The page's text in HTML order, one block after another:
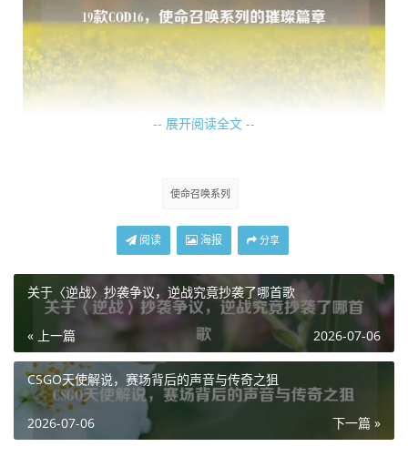
性与策略性，各种精心设计的地图，为玩家提供了不同的战
防，玩家需要根据地图特点灵活运用战术，与队友密切配
众多不同类型的枪支各具特色，玩家可以根据自己的游戏风
格进行改装和搭配,打造出属于自己的专属武器。
单人剧情模式同样精彩绝伦，它以紧张刺激的故事情节吸引
着玩家，玩家扮演的角色在全球各地执行各种危险任务，与
敌人展开激烈对抗，剧情中穿插着各种惊险的追逐、激烈的
战斗以及感人至深的情节转折，让玩家沉浸其中,仿佛亲身经
历了一场波澜壮阔的现代战争传奇。
-- 展开阅读全文 --
使命召唤系列
阅读 海报 分享
关于〈逆战〉抄袭争议，逆战究竟抄袭了哪首歌
« 上一篇 2026-07-06
CSGO天使解说，赛场背后的声音与传奇之狙
下一篇 »
2026-07-06